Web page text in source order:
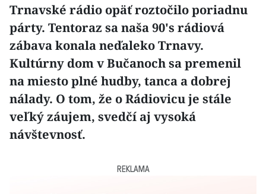
​​​​​​​Trnavské rádio opäť roztočilo poriadnu
párty. Tentoraz sa naša 90's rádiová
zábava konala neďaleko Trnavy.
Kultúrny dom v Bučanoch sa premenil
na miesto plné hudby, tanca a dobrej
nálady. O tom, že o Rádiovicu je stále
veľký záujem, svedčí aj vysoká
návštevnosť.
REKLAMA